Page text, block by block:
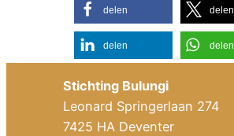
delen delen
delen delen
Stichting Bulungi
Leonard Springerlaan 274
7425 HA Deventer